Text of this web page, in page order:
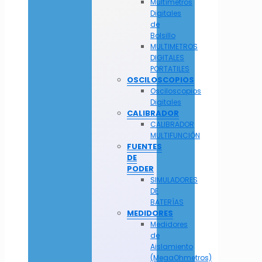
Multímetros
Digitales
de
Bolsillo
MULTIMETROS
DIGITALES
PORTATILES
OSCILOSCOPIOS
Osciloscopios
Digitales
CALIBRADOR
CALIBRADOR
MULTIFUNCIÓN
FUENTES
DE
PODER
SIMULADORES
DE
BATERÍAS
MEDIDORES
Medidores
de
Aislamiento
(MegaOhmetros)